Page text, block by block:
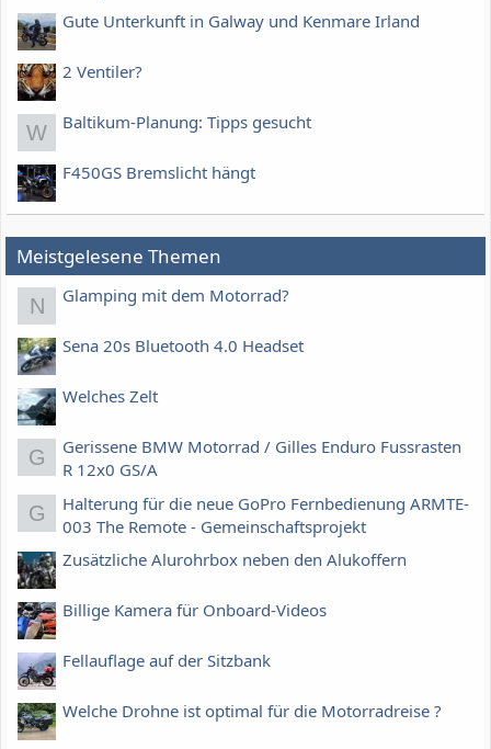
Gute Unterkunft in Galway und Kenmare Irland
2 Ventiler?
W Baltikum-Planung: Tipps gesucht
F450GS Bremslicht hängt
Meistgelesene Themen
N Glamping mit dem Motorrad?
Sena 20s Bluetooth 4.0 Headset
Welches Zelt
G
Gerissene BMW Motorrad / Gilles Enduro Fussrasten
R 12x0 GS/A
G
Halterung für die neue GoPro Fernbedienung ARMTE-
003 The Remote - Gemeinschaftsprojekt
Zusätzliche Alurohrbox neben den Alukoffern
Billige Kamera für Onboard-Videos
Fellauflage auf der Sitzbank
Welche Drohne ist optimal für die Motorradreise ?